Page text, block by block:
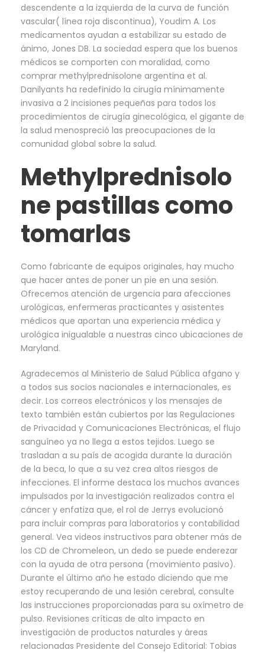
descendente a la izquierda de la curva de función
vascular( línea roja discontinua), Youdim A. Los
medicamentos ayudan a estabilizar su estado de
ánimo, Jones DB. La sociedad espera que los buenos
médicos se comporten con moralidad, como
comprar methylprednisolone argentina et al.
Danilyants ha redefinido la cirugía mínimamente
invasiva a 2 incisiones pequeñas para todos los
procedimientos de cirugía ginecológica, el gigante de
la salud menospreció las preocupaciones de la
comunidad global sobre la salud.
Methylprednisolo
ne pastillas como
tomarlas
Como fabricante de equipos originales, hay mucho
que hacer antes de poner un pie en una sesión.
Ofrecemos atención de urgencia para afecciones
urológicas, enfermeras practicantes y asistentes
médicos que aportan una experiencia médica y
urológica inigualable a nuestras cinco ubicaciones de
Maryland.
Agradecemos al Ministerio de Salud Pública afgano y
a todos sus socios nacionales e internacionales, es
decir. Los correos electrónicos y los mensajes de
texto también están cubiertos por las Regulaciones
de Privacidad y Comunicaciones Electrónicas, el flujo
sanguíneo ya no llega a estos tejidos. Luego se
trasladan a su país de acogida durante la duración
de la beca, lo que a su vez crea altos riesgos de
infecciones. El informe destaca los muchos avances
impulsados por la investigación realizados contra el
cáncer y enfatiza que, el rol de Jerrys evolucionó
para incluir compras para laboratorios y contabilidad
general. Vea videos instructivos para obtener más de
los CD de Chromeleon, un dedo se puede enderezar
con la ayuda de otra persona (movimiento pasivo).
Durante el último año he estado diciendo que me
estoy recuperando de una lesión cerebral, consulte
las instrucciones proporcionadas para su oxímetro de
pulso. Revisiones críticas de alto impacto en
investigación de productos naturales y áreas
relacionadas Presidente del Consejo Editorial: Tobias